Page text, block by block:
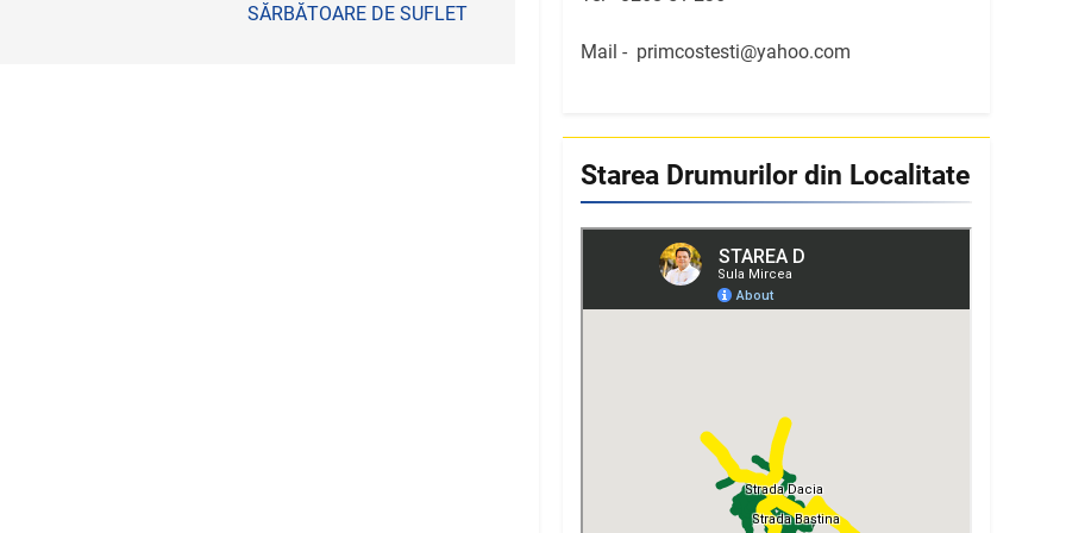
SĂRBĂTOARE DE SUFLET
Mail - primcostesti@yahoo.com
Starea Drumurilor din Localitate